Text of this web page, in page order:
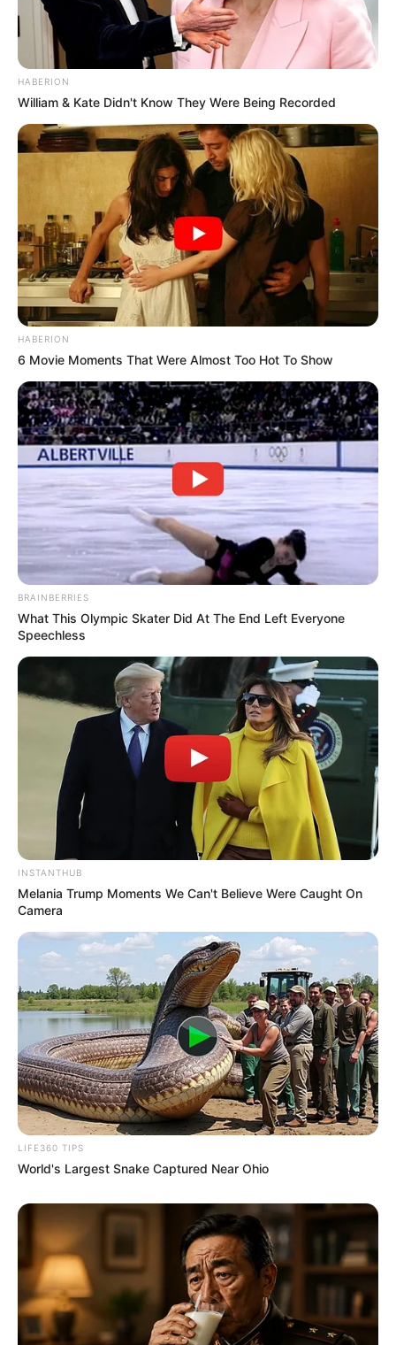
HABERION
William & Kate Didn't Know They Were Being Recorded
HABERION
6 Movie Moments That Were Almost Too Hot To Show
BRAINBERRIES
What This Olympic Skater Did At The End Left Everyone
Speechless
INSTANTHUB
Melania Trump Moments We Can't Believe Were Caught On
Camera
LIFE360 TIPS
World's Largest Snake Captured Near Ohio